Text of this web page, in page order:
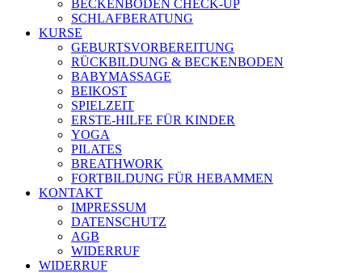
BECKENBODEN CHECK-UP
SCHLAFBERATUNG
KURSE
GEBURTSVORBEREITUNG
RÜCKBILDUNG & BECKENBODEN
BABYMASSAGE
BEIKOST
SPIELZEIT
ERSTE-HILFE FÜR KINDER
YOGA
PILATES
BREATHWORK
FORTBILDUNG FÜR HEBAMMEN
KONTAKT
IMPRESSUM
DATENSCHUTZ
AGB
WIDERRUF
WIDERRUF